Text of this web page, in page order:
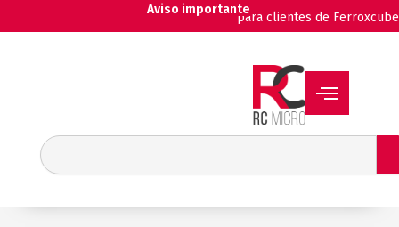
para clientes de Ferroxcube
Aviso importante
Buscar